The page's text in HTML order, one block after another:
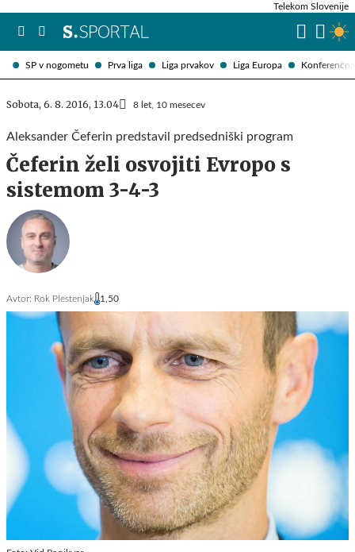
SP v nogometu Prva liga Liga prvakov Liga Europa
Telekom Slovenije
Sobota, 6. 8. 2016, 13.04 8 let, 10 mesecev
Aleksander Čeferin predstavil predsedniški program
Čeferin želi osvojiti Evropo s
sistemom 3-4-3
Avtor: Rok Plestenjak 1,50